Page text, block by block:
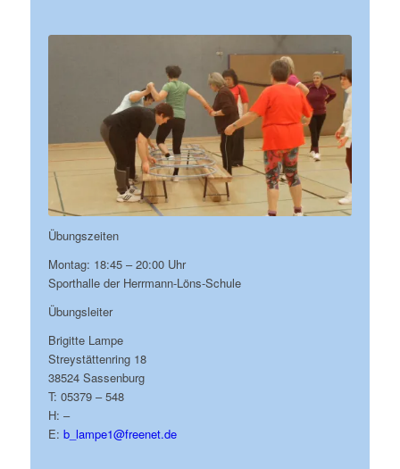
Übungszeiten
Montag: 18:45 – 20:00 Uhr
Sporthalle der Herrmann-Löns-Schule
Übungsleiter
Brigitte Lampe
Streystättenring 18
38524 Sassenburg
T: 05379 – 548
H: –
E: b_lampe1@freenet.de